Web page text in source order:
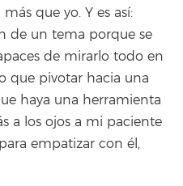
que yo. Y es así:
de un tema porque se
de mirarlo todo en
que pivotar hacia una
haya una herramienta
a los ojos a mi paciente
empatizar con él,